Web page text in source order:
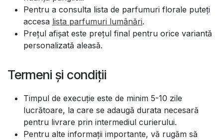
Pentru a consulta lista de parfumuri florale puteți
accesa lista parfumuri lumânări.
Prețul afișat este prețul final pentru orice variantă
personalizată aleasă.
Termeni și condiții
Timpul de execuție este de minim 5-10 zile
lucrătoare, la care se adaugă durata necesară
pentru livrare prin intermediul curierului.
Pentru alte informații importante, vă rugăm să